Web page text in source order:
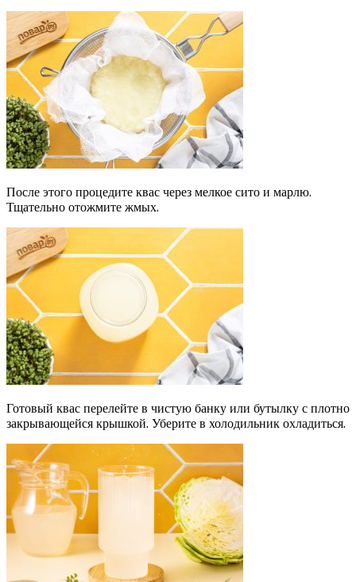
После этого процедите квас через мелкое сито и марлю.
Тщательно отожмите жмых.
Готовый квас перелейте в чистую банку или бутылку с плотно
закрывающейся крышкой. Уберите в холодильник охладиться.